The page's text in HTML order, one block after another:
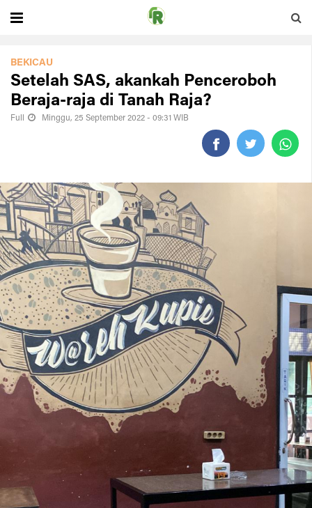
BEKICAU
Setelah SAS, akankah Penceroboh
Beraja-raja di Tanah Raja?
Full Minggu, 25 September 2022 - 09:31 WIB